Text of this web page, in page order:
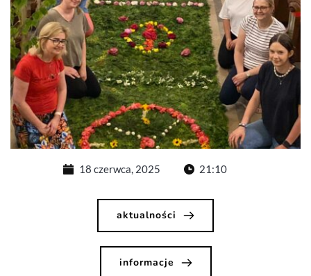
18 czerwca, 2025 21:10
aktualności
informacje